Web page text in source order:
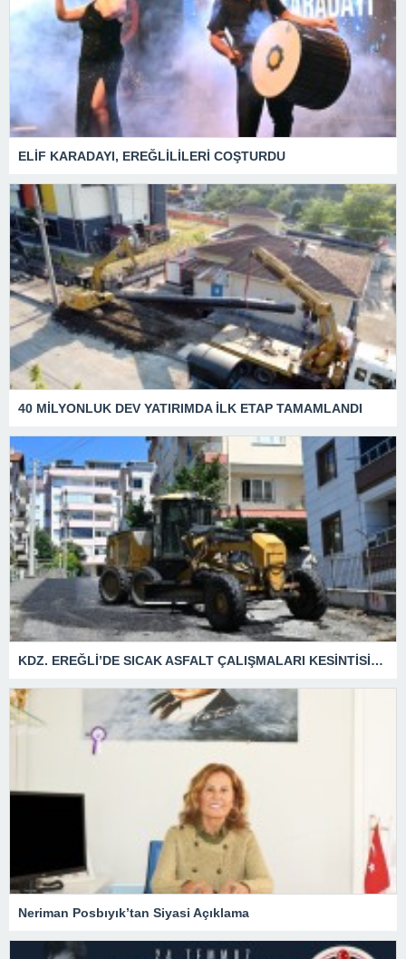
ELİF KARADAYI, EREĞLİLİLERİ COŞTURDU
40 MİLYONLUK DEV YATIRIMDA İLK ETAP TAMAMLANDI
KDZ. EREĞLİ’DE SICAK ASFALT ÇALIŞMALARI KESİNTİSİZ SÜRÜYOR
Neriman Posbıyık’tan Siyasi Açıklama